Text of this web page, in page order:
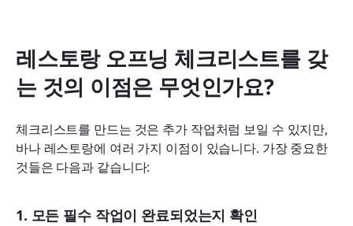
레스토랑 오프닝 체크리스트를 갖
는 것의 이점은 무엇인가요?
체크리스트를 만드는 것은 추가 작업처럼 보일 수 있지만,
바나 레스토랑에 여러 가지 이점이 있습니다. 가장 중요한
것들은 다음과 같습니다:
1. 모든 필수 작업이 완료되었는지 확인